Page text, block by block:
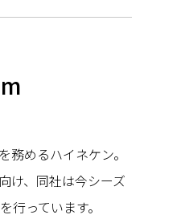
めるハイネケン。
け、同社は今シーズ
行っています。